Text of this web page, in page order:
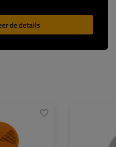
de details